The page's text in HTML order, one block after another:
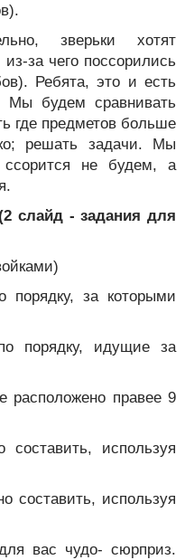
зверьки хотят
за чего поссорились
Ребята, это и есть
Мы будем сравнивать
где предметов больше
решать задачи. Мы
не будем, а
слайд - задания для
порядку, за которыми
порядку, идущие за
расположено правее 9
составить, используя
составить, используя
вас чудо- сюрприз.